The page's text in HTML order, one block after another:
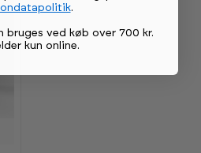
.
bruges ved køb over 700 kr.
kun online.